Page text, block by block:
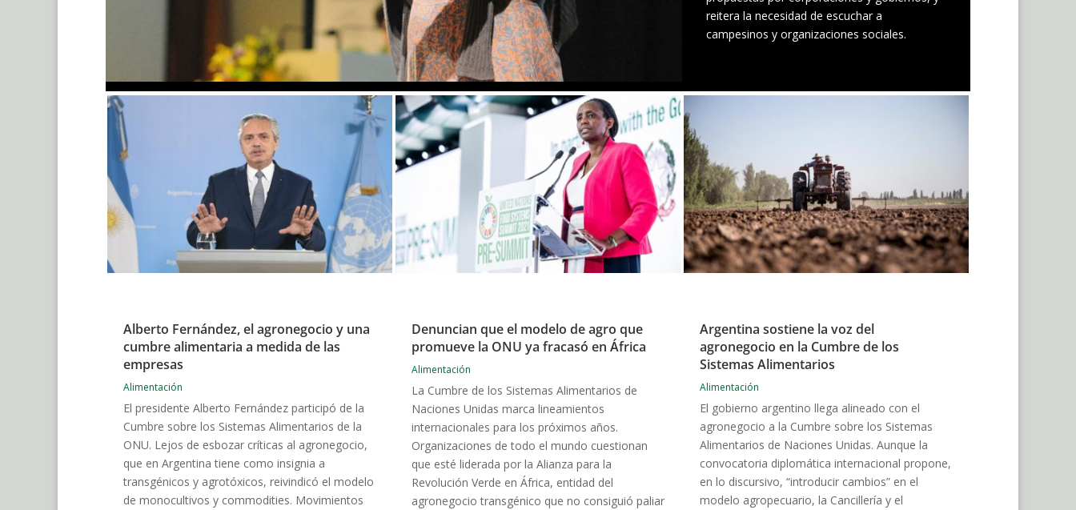
reitera la necesidad de escuchar a
campesinos y organizaciones sociales.
Alberto Fernández, el agronegocio y una
cumbre alimentaria a medida de las
empresas
Alimentación
El presidente Alberto Fernández participó de la
Cumbre sobre los Sistemas Alimentarios de la
ONU. Lejos de esbozar críticas al agronegocio,
que en Argentina tiene como insignia a
transgénicos y agrotóxicos, reivindicó el modelo
de monocultivos y commodities. Movimientos
Denuncian que el modelo de agro que
promueve la ONU ya fracasó en África
Alimentación
La Cumbre de los Sistemas Alimentarios de
Naciones Unidas marca lineamientos
internacionales para los próximos años.
Organizaciones de todo el mundo cuestionan
que esté liderada por la Alianza para la
Revolución Verde en África, entidad del
agronegocio transgénico que no consiguió paliar
Argentina sostiene la voz del
agronegocio en la Cumbre de los
Sistemas Alimentarios
Alimentación
El gobierno argentino llega alineado con el
agronegocio a la Cumbre sobre los Sistemas
Alimentarios de Naciones Unidas. Aunque la
convocatoria diplomática internacional propone,
en lo discursivo, “introducir cambios” en el
modelo agropecuario, la Cancillería y el